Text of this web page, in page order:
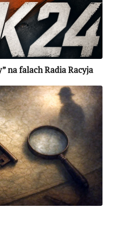
na falach Radia Racyja